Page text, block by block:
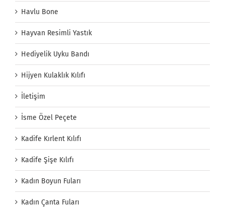
Havlu Bone
Hayvan Resimli Yastık
Hediyelik Uyku Bandı
Hijyen Kulaklık Kılıfı
İletişim
İsme Özel Peçete
Kadife Kırlent Kılıfı
Kadife Şişe Kılıfı
Kadın Boyun Fuları
Kadın Çanta Fuları